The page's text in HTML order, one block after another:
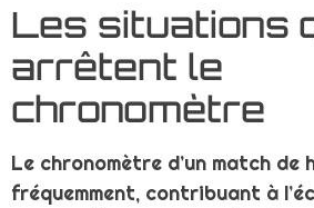
Les situations
arrêtent le
chronomètre
Le chronomètre d’un match de
fréquemment, contribuant à